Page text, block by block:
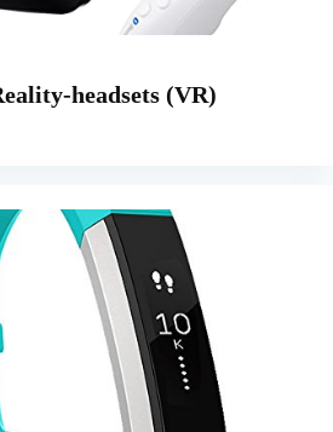
headsets (VR)